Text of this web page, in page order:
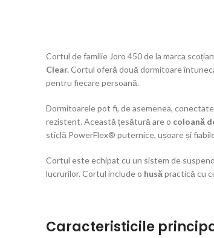
Cortul de familie Joro 450 de la marca
Clear.Cortul oferă două dormitoare
pentru fiecare persoană.
Dormitoarele pot fi, de asemenea,
rezistent. Această țesătură are o coloană
sticlă PowerFlex® puternice, ușoare și
Cortul este echipat cu un sistem de
lucrurilor. Cortul include o husăpractică cu
Caracteristicile